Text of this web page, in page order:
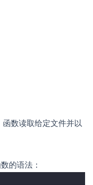
函数读取给定文件并以
的语法：